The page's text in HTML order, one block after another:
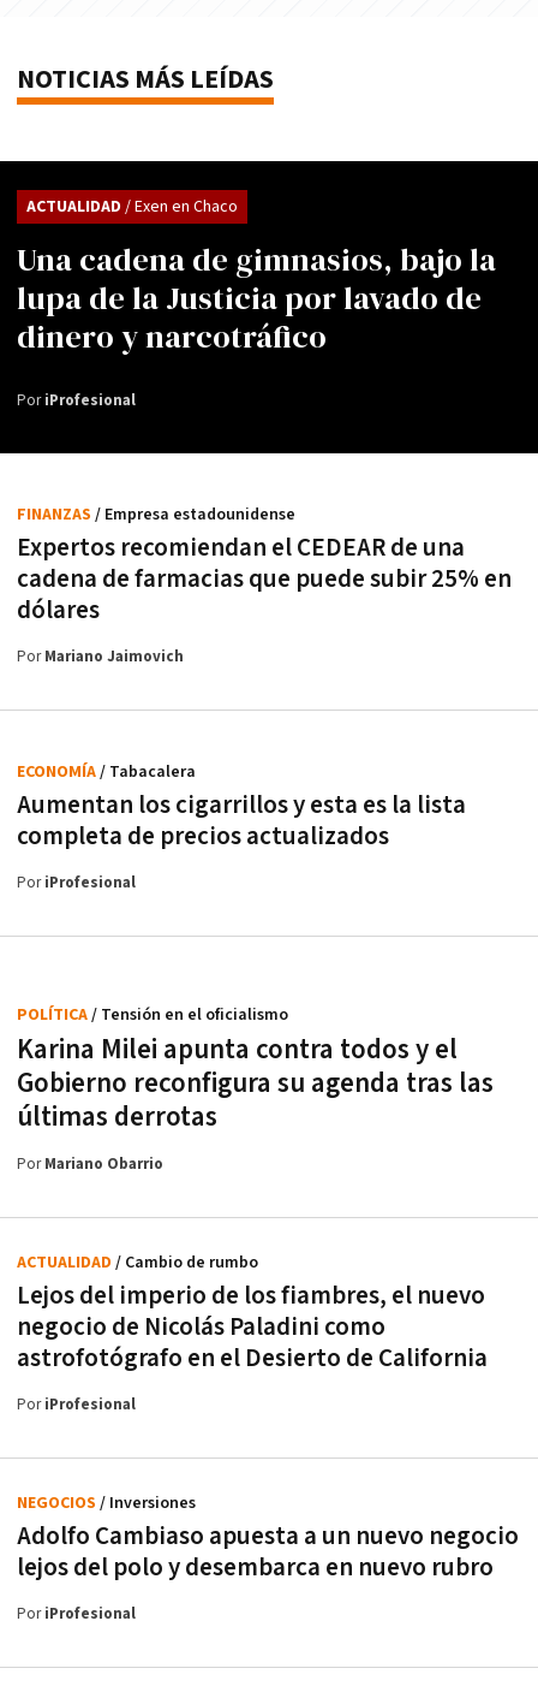
NOTICIAS MÁS LEÍDAS
Una cadena de gimnasios, bajo la
lupa de la Justicia por lavado de
dinero y narcotráfico
ACTUALIDAD / Exen en Chaco
PoriProfesional
Expertos recomiendan el CEDEAR de una
cadena de farmacias que puede subir 25% en
dólares
FINANZAS / Empresa estadounidense
PorMariano Jaimovich
Aumentan los cigarrillos y esta es la lista
completa de precios actualizados
ECONOMÍA/ Tabacalera
PoriProfesional
Karina Milei apunta contra todos y el
Gobierno reconfigura su agenda tras las
últimas derrotas
POLÍTICA/ Tensión en el oficialismo
PorMariano Obarrio
Lejos del imperio de los fiambres, el nuevo
negocio de Nicolás Paladini como
astrofotógrafo en el Desierto de California
ACTUALIDAD / Cambio de rumbo
PoriProfesional
Adolfo Cambiaso apuesta a un nuevo negocio
lejos del polo y desembarca en nuevo rubro
NEGOCIOS / Inversiones
PoriProfesional